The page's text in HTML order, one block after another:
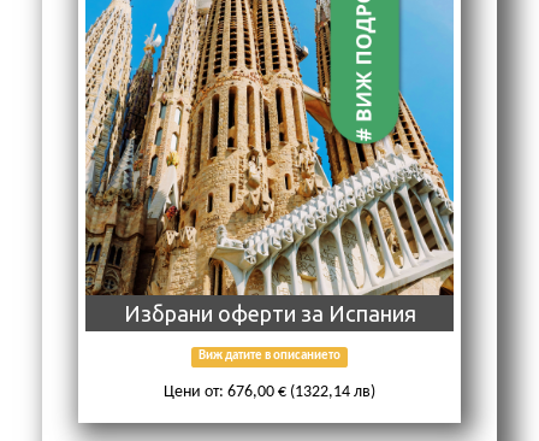
Избрани оферти за Испaния
Виж датите в описанието
Цени от: 676,00 € (1322,14 лв)